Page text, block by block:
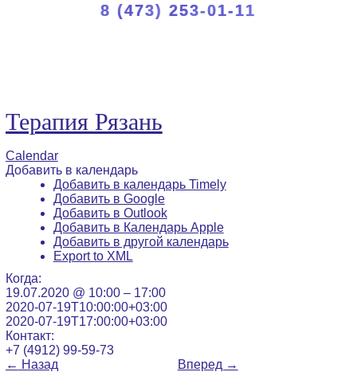
8 (473) 253-01-11
Терапия Рязань
Calendar
Добавить в календарь
Добавить в календарь Timely
Добавить в Google
Добавить в Outlook
Добавить в Календарь Apple
Добавить в другой календарь
Export to XML
Когда:
19.07.2020 @ 10:00 – 17:00
2020-07-19T10:00:00+03:00
2020-07-19T17:00:00+03:00
Контакт:
+7 (4912) 99-59-73
← Назад Вперед →